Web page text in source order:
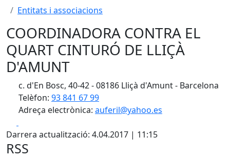
Entitats i associacions
COORDINADORA CONTRA EL
QUART CINTURÓ DE LLIÇÀ
D'AMUNT
c. d'En Bosc, 40-42 - 08186 Lliçà d'Amunt - Barcelona
Telèfon: 93 841 67 99
Adreça electrònica: auferil@yahoo.es
Darrera actualització: 4.04.2017 | 11:15
RSS